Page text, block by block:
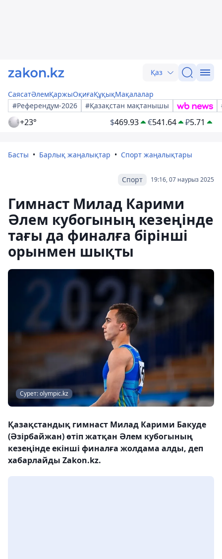
Қаз
СаясатӘлемҚаржыОқиғаҚұқықМақалалар
#Референдум-2026
#Қазақстан мақтанышы
+23° $469.93 €541.64 ₽5.71
Басты Барлық жаңалықтар Спорт жаңалықтары
19:16, 07 наурыз 2025
Спорт
Гимнаст Милад Карими
Әлем кубогының кезеңінде
тағы да финалға бірінші
орынмен шықты
Сурет: olympic.kz
Қазақстандық гимнаст Милад Карими Бакуде
(Әзірбайжан) өтіп жатқан Әлем кубогының
кезеңінде екінші финалға жолдама алды, деп
хабарлайды Zakon.kz.